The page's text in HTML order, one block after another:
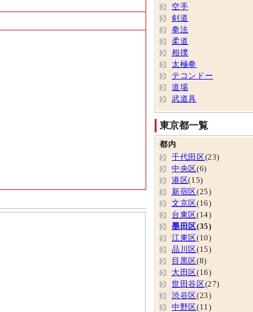
空手
剣道
拳法
柔道
相撲
太極拳
テコンドー
道場
武道具
東京都一覧
都内
千代田区 (23)
中央区 (6)
港区(15)
新宿区 (25)
文京区 (16)
台東区 (14)
墨田区(35)
江東区 (10)
品川区 (15)
目黒区 (8)
大田区 (16)
世田谷区 (27)
渋谷区 (23)
中野区 (11)